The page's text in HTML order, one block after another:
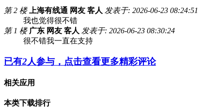
第 2 楼 上海有线通 网友 客人 发表于: 2026-06-23 08:24:51
我也觉得很不错
第 1 楼 广东 网友 客人 发表于: 2026-06-23 08:30:24
很不错我一直在支持
已有2人参与，点击查看更多精彩评论
相关应用
本类下载排行